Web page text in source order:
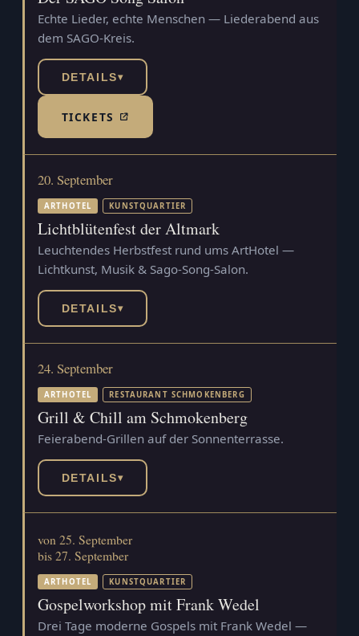
Echte Lieder, echte Menschen — Liederabend aus
dem SAGO-Kreis.
DETAILS▾
TICKETS(TICKETSHOP, ÖFFNET IN NEUEM TAB)
20. September
ARTHOTEL KUNSTQUARTIER
Lichtblütenfest der Altmark
Leuchtendes Herbstfest rund ums ArtHotel —
Lichtkunst, Musik & Sago-Song-Salon.
DETAILS▾
24. September
ARTHOTEL RESTAURANT SCHMOKENBERG
Grill & Chill am Schmokenberg
Feierabend-Grillen auf der Sonnenterrasse.
DETAILS▾
von 25. September
bis 27. September
ARTHOTEL KUNSTQUARTIER
Gospelworkshop mit Frank Wedel
Drei Tage moderne Gospels mit Frank Wedel —